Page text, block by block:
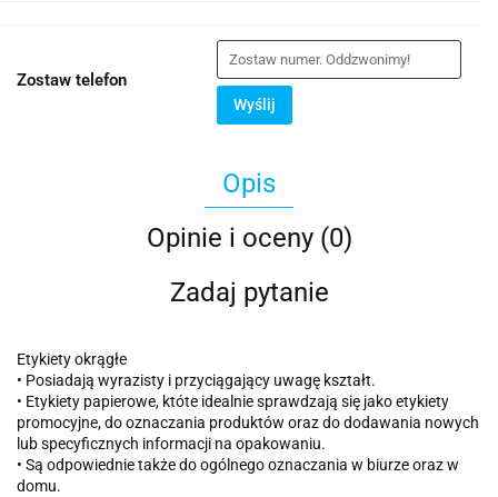
Zostaw telefon
Wyślij
Opis
Opinie i oceny (0)
Zadaj pytanie
Etykiety okrągłe
• Posiadają wyrazisty i przyciągający uwagę kształt.
• Etykiety papierowe, któte idealnie sprawdzają się jako etykiety
promocyjne, do oznaczania produktów oraz do dodawania nowych
lub specyficznych informacji na opakowaniu.
• Są odpowiednie także do ogólnego oznaczania w biurze oraz w
domu.